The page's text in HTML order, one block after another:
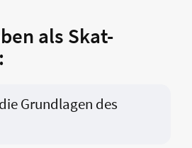
als Skat-
Grundlagen des